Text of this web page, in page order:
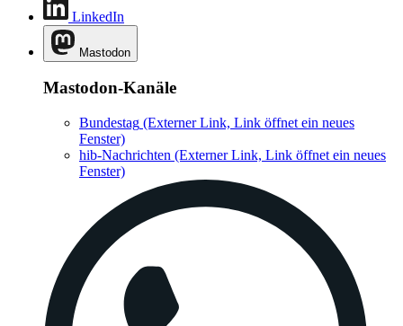
LinkedIn
Mastodon
Mastodon-Kanäle
Bundestag (Externer Link, Link öffnet ein neues
Fenster)
hib-Nachrichten (Externer Link, Link öffnet ein neues
Fenster)